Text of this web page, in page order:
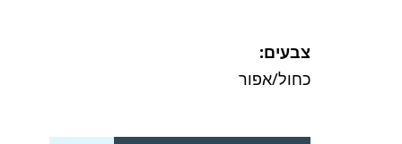
צבעים:
כחול/אפור